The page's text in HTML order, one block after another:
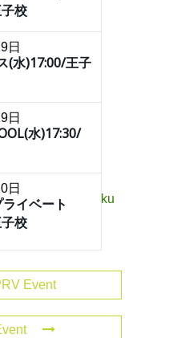
校
日
(水)17:00/王子
日
水)17:30/
日
ライベート
校
Event